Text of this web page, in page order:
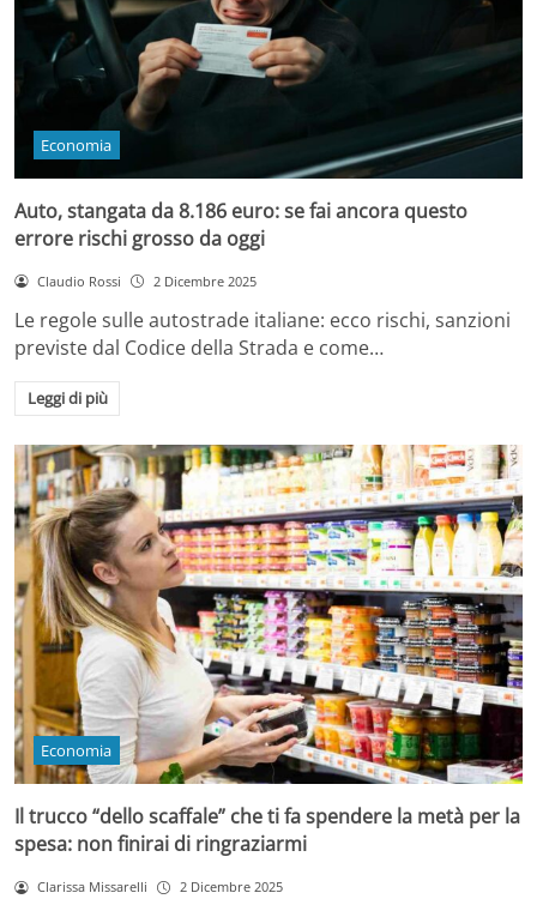
Economia
Auto, stangata da 8.186 euro: se fai ancora questo
errore rischi grosso da oggi
Claudio Rossi 2 Dicembre 2025
Le regole sulle autostrade italiane: ecco rischi, sanzioni
previste dal Codice della Strada e come…
Leggi di più
Economia
Il trucco “dello scaffale” che ti fa spendere la metà per la
spesa: non finirai di ringraziarmi
Clarissa Missarelli 2 Dicembre 2025